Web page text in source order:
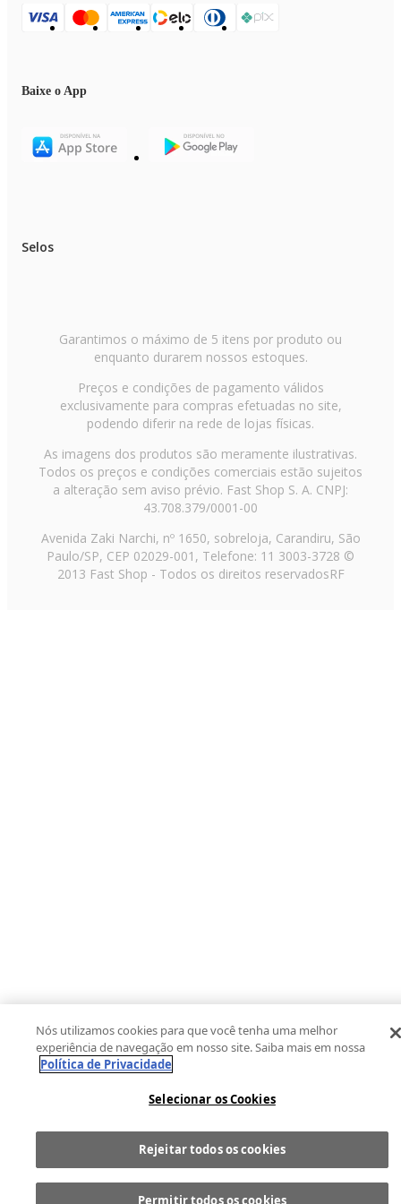
Comprar
Baixe o App
Selos
Garantimos o máximo de 5 itens por produto ou
enquanto durarem nossos estoques.
Preços e condições de pagamento válidos
exclusivamente para compras efetuadas no site,
podendo diferir na rede de lojas físicas.
As imagens dos produtos são meramente ilustrativas.
Todos os preços e condições comerciais estão sujeitos
a alteração sem aviso prévio. Fast Shop S. A. CNPJ:
43.708.379/0001-00
Avenida Zaki Narchi, nº 1650, sobreloja, Carandiru, São
Paulo/SP, CEP 02029-001, Telefone: 11 3003-3728 ©
2013 Fast Shop - Todos os direitos reservadosRF
Nós utilizamos cookies para que você tenha uma melhor
experiência de navegação em nosso site. Saiba mais em nossa
Política de Privacidade
Selecionar os Cookies
Rejeitar todos os cookies
Permitir todos os cookies